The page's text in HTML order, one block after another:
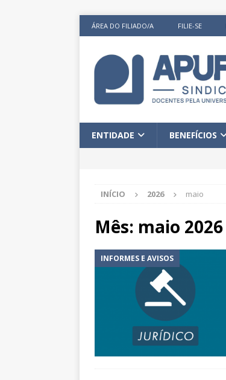
ÁREA DO FILIADO/A FILIE-SE
ENTIDADE BENEFÍCIOS
INÍCIO 2026 maio
Mês: maio 2026
INFORMES E AVISOS